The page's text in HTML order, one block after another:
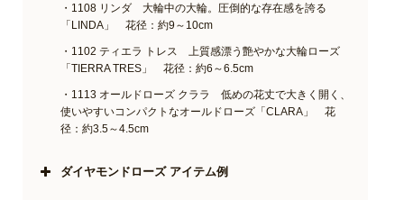
・1108 リンダ 大輪中の大輪。圧倒的な存在感を誇る
「LINDA」 花径：約9～10cm
・1102 ティエラ トレス 上質感漂う艶やかな大輪ローズ
「TIERRA TRES」 花径：約6～6.5cm
・1113 オールドローズ クララ 低めの花丈で大きく開く、
使いやすいコンパクトなオールドローズ「CLARA」 花
径：約3.5～4.5cm
ダイヤモンドローズ アイテム例